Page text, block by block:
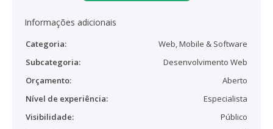
Informações adicionais
Categoria:
Web, Mobile & Software
Subcategoria:
Desenvolvimento Web
Orçamento:
Aberto
Nível de experiência:
Especialista
Visibilidade:
Público